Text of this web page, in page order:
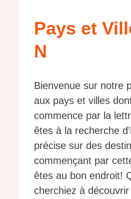
Pays et
N
Bienvenue sur notre
aux pays et villes
commence par la
êtes à la recherche
précise sur des
commençant par
êtes au bon endroit!
cherchiez à